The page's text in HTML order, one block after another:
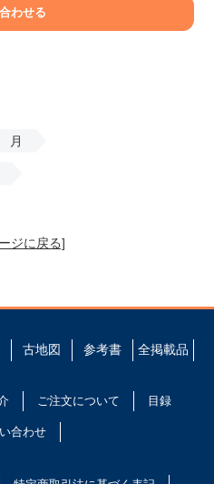
月
ジに戻る]
古地図 参考書 全掲載品
ご注文について 目録
合わせ